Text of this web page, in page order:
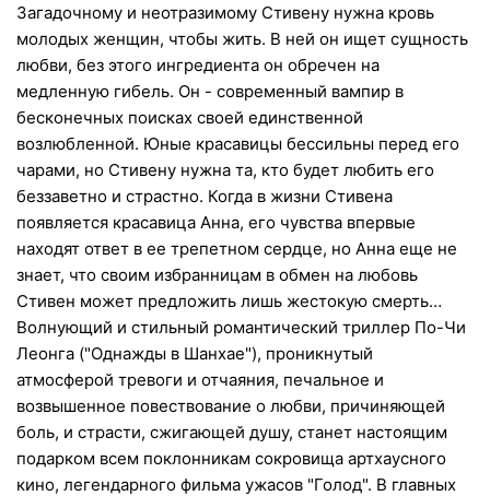
Загадочному и неотразимому Стивену нужна кровь
молодых женщин, чтобы жить. В ней он ищет сущность
любви, без этого ингредиента он обречен на
медленную гибель. Он - современный вампир в
бесконечных поисках своей единственной
возлюбленной. Юные красавицы бессильны перед его
чарами, но Стивену нужна та, кто будет любить его
беззаветно и страстно. Когда в жизни Стивена
появляется красавица Анна, его чувства впервые
находят ответ в ее трепетном сердце, но Анна еще не
знает, что своим избранницам в обмен на любовь
Стивен может предложить лишь жестокую смерть…
Волнующий и стильный романтический триллер По-Чи
Леонга ("Однажды в Шанхае"), проникнутый
атмосферой тревоги и отчаяния, печальное и
возвышенное повествование о любви, причиняющей
боль, и страсти, сжигающей душу, станет настоящим
подарком всем поклонникам сокровища артхаусного
кино, легендарного фильма ужасов "Голод". В главных